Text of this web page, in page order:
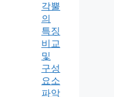
각뿔
의
특징
비교
및
구성
요소
파악